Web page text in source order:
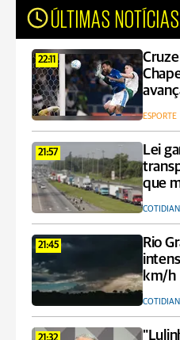
ÚLTIMAS NOTÍCIAS
22:11
ESPORTE
21:57
Lei
que
21:45
Rio
km/h